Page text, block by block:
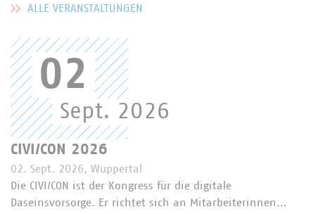
MEHR ZU AKTUELLE VKU-VERANSTALTUNGEN UND KONFERENZEN
ALLE VERANSTALTUNGEN
02
Sept. 2026
CIVI/CON 2026
02. Sept. 2026, Wuppertal
Die CIVI/CON ist der Kongress für die digitale
Daseinsvorsorge. Er richtet sich an Mitarbeiterinnen…